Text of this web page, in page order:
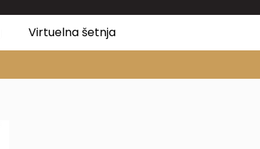
Virtuelna šetnja